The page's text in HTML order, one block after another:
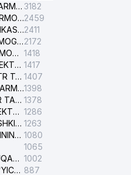
YASHNOBOD ELEKTR TARMOG'I NOSOZLIKLARI XIZMATI 3182
CHILONZOR ELEKTR TARMOG'I NOSOZLIK XIZMATI2459
O'ZBEKISTON RESPUBLIKASI BOSH PROKURATURASI ISHONCH TELEFONI2411
OLMAZOR ELEKTR TARMOG'I NOSOZLIKLARI XIZMATI2172
UCH-TEPA ELEKTR TARMOG'I NOSOZLIKLARI XIZMATI 1418
TOSHKENT SHAHAR ELEKTR TARMOQLARI KORXONASI AJ 1417
SHAYXONTOHUR ELEKTR TARMOG'I NOSOZLIKLARINI TUZATISH XIZMATI 1407
SAMARQAND ELEKTR TARMOQLARI AJ1398
SURXONDARYO ELEKTR TARMOQLARI AJ 1378
TOSHKENT TUMANI ELEKTR TARMOG'I AVARIYA XIZMATI 1286
TOSHKENT SHAHRI TASHKILOT TELEFONLARI HAQIDA MA'LUMOT BYUROSI 1263
DAVLAT TEST MARKAZINING ISHONCH TELEFONLARI 1080
1065
TOSHKENT SHAHAR FUQAROLIK ISHLARI BO'YICHA SUDI 1002
FUQAROLIK ISHLARI BO'YICHA YAKKASAROY TUMANLARARO SUDI 887